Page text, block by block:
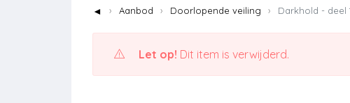
◄ Aanbod Doorlopende veiling Darkhold - deel
Let op! Dit item is verwijderd.